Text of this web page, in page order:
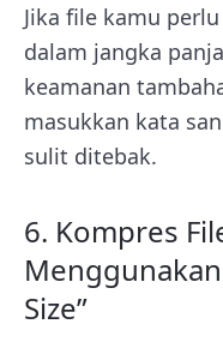
Jika file kamu
dalam jangka
keamanan
masukkan kata
sulit ditebak.
6. Kompres
Size”